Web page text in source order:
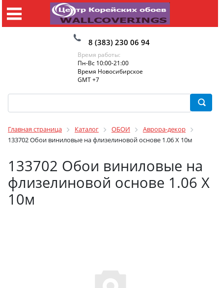
8 (383) 230 06 94
Время работы:
Пн-Вс 10:00-21:00
Время Новосибирское
GMT +7
Главная страница Каталог ОБОИ
Аврора-декор
133702 Обои виниловые на флизелиновой основе 1.06 X 10м
133702 Обои виниловые на
флизелиновой основе 1.06 X
10м